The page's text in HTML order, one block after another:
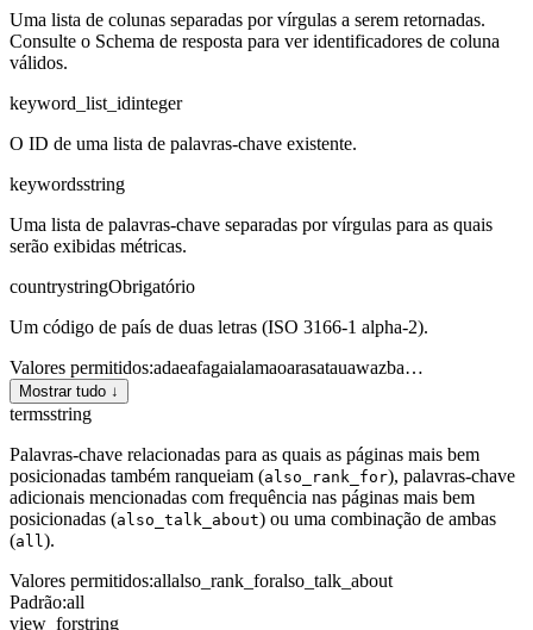
Uma lista de colunas separadas por vírgulas a serem retornadas.
Consulte o Schema de resposta para ver identificadores de coluna
válidos.
keyword_list_idinteger
O ID de uma lista de palavras-chave existente.
keywordsstring
Uma lista de palavras-chave separadas por vírgulas para as quais
serão exibidas métricas.
countrystringObrigatório
Um código de país de duas letras (ISO 3166-1 alpha-2).
Valores permitidos:adaeafagaialamaoarasatauawazba…
Mostrar tudo ↓
termsstring
Palavras-chave relacionadas para as quais as páginas mais bem
posicionadas também ranqueiam (also_rank_for), palavras-chave
adicionais mencionadas com frequência nas páginas mais bem
posicionadas (also_talk_about) ou uma combinação de ambas
(all).
Valores permitidos:allalso_rank_foralso_talk_about
Padrão:all
view_forstring